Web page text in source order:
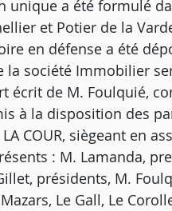
unique a été formulé
et Potier de la
en défense a été
la société Immobilier
écrit de M. Foulquié,
à la disposition des
COUR, siègeant en
: M. Lamanda,
présidents, M.
Le Gall, Le